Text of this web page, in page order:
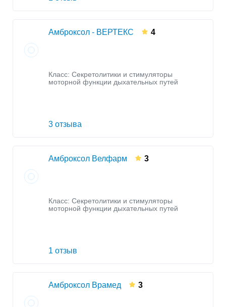
Амброксол - ВЕРТЕКС 4
Класс: Секретолитики и стимуляторы
моторной функции дыхательных путей
3 отзыва
Амброксол Велфарм 3
Класс: Секретолитики и стимуляторы
моторной функции дыхательных путей
1 отзыв
Амброксол Врамед 3